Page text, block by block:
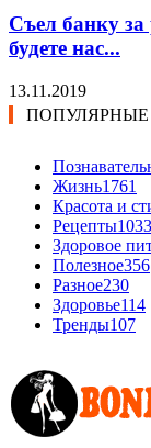
Съел банку за
будете нас...
13.11.2019
ПОПУЛЯРНЫЕ
Жизнь1761
Красота и
Рецепты1033
Здоровое
Полезное356
Разное230
Здоровье114
Тренды107